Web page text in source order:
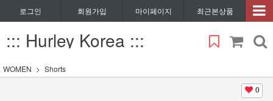
로그인 회원가입 마이페이지 최근본상품
::: Hurley Korea :::
WOMEN Shorts
0